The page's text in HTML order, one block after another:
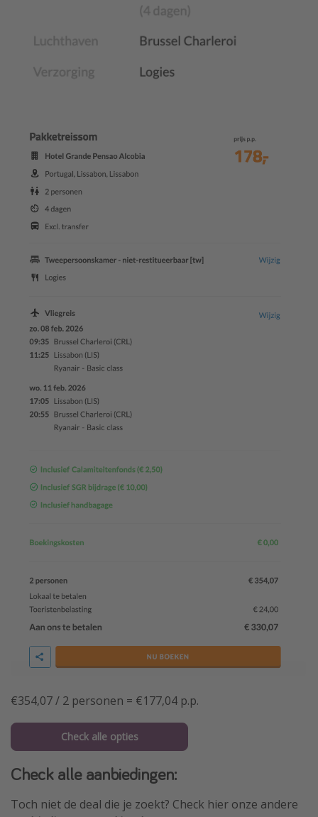
€354,07 / 2 personen = €177,04 p.p.
Check alle opties
Check alle aanbiedingen:
Toch niet de deal die je zoekt? Check hier onze andere